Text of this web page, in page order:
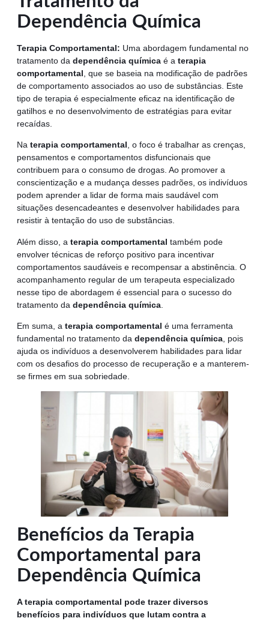
Dependência Química
Terapia Comportamental: Uma abordagem fundamental no
tratamento da dependência química é a terapia
comportamental , que se baseia na modificação de padrões
de comportamento associados ao uso de substâncias. Este
tipo de terapia é especialmente eficaz na identificação de
gatilhos e no desenvolvimento de estratégias para evitar
recaídas.
Na terapia comportamental, o foco é trabalhar as crenças,
pensamentos e comportamentos disfuncionais que
contribuem para o consumo de drogas. Ao promover a
conscientização e a mudança desses padrões, os indivíduos
podem aprender a lidar de forma mais saudável com
situações desencadeantes e desenvolver habilidades para
resistir à tentação do uso de substâncias.
Além disso, a terapia comportamental também pode
envolver técnicas de reforço positivo para incentivar
comportamentos saudáveis e recompensar a abstinência. O
acompanhamento regular de um terapeuta especializado
nesse tipo de abordagem é essencial para o sucesso do
tratamento da dependência química
Em suma, a terapia comportamental é uma ferramenta
fundamental no tratamento da dependência química , pois
ajuda os indivíduos a desenvolverem habilidades para lidar
com os desafios do processo de recuperação e a manterem-
se firmes em sua sobriedade.
Benefícios da Terapia
Comportamental para
Dependência Química
A terapia comportamental pode trazer diversos
benefícios para indivíduos que lutam contra a